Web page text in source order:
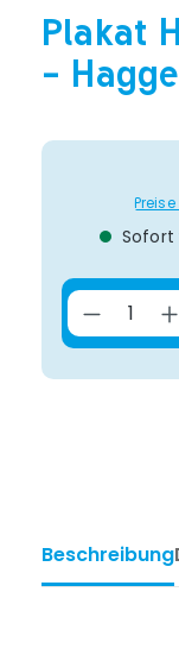
Plakat
-
Sofort
Beschreibung